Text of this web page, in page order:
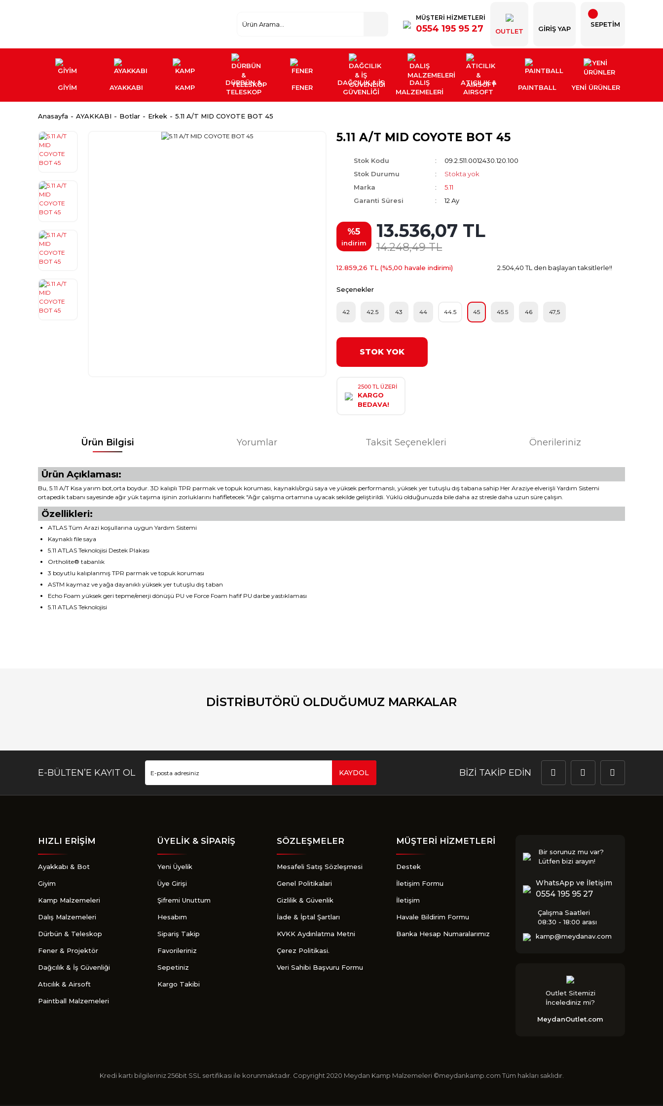
MÜŞTERİ HİZMETLERİ
0554 195 95 27 OUTLET GIRIŞ YAP
SEPETİM
GİYİM AYAKKABI KAMP
DÜRBÜN &
TELESKOP
FENER
DAĞCILIK & İŞ
GÜVENLİĞİ
DALIŞ
MALZEMELERİ
ATICILIK &
AIRSOFT
PAINTBALL YENI ÜRÜNLER
Anasayfa AYAKKABI Botlar Erkek 5.11 A/T MID COYOTE BOT 45
5.11 A/T MID COYOTE BOT 45
Stok Kodu
09.2.511.0012430.120.100
Stok Durumu
Stokta yok
Marka
5.11
Garanti Süresi
12 Ay
%5
indirim
13.536,07 TL
14.248,49 TL
12.859,26 TL (%5,00 havale indirimi) 2.504,40 TL den başlayan taksitlerle!!
Seçenekler
42 42.5 43 44 44.5 45 45.5 46 47,5
STOK YOK
2500 TL ÜZERİ
KARGO
BEDAVA!
Ürün Bilgisi Yorumlar Taksit Seçenekleri Önerileriniz
Ürün Açıklaması:
Bu, 5.11 A/T Kısa yarım bot,orta boydur. 3D kalıplı TPR parmak ve topuk koruması, kaynaklı/örgü saya ve yüksek performanslı, yüksek yer tutuşlu dış tabana sahip Her Araziye elverişli Yardım Sistemi
ortapedik tabanı sayesinde ağır yük taşıma işinin zorluklarını hafifletecek "Ağır çalışma ortamına uyacak sekilde geliştirildi. Yüklü olduğunuzda bile daha az stresle daha uzun süre çalışın.
Özellikleri:
ATLAS Tüm Arazi koşullarına uygun Yardım Sistemi
Kaynaklı file saya
5.11 ATLAS Teknolojisi Destek Plakası
Ortholite® tabanlık
3 boyutlu kalıplanmış TPR parmak ve topuk koruması
ASTM kaymaz ve yağa dayanıklı yüksek yer tutuşlu dış taban
Echo Foam yüksek geri tepme/enerji dönüşü PU ve Force Foam hafif PU darbe yastıklaması
5.11 ATLAS Teknolojisi
Yorum Yaz
DİSTRİBUTÖRÜ OLDUĞUMUZ MARKALAR
E-BÜLTEN’E KAYIT OL KAYDOL BİZİ TAKİP EDİN
HIZLI ERİŞİM
Ayakkabı & Bot
Giyim
Kamp Malzemeleri
Dalış Malzemeleri
Dürbün & Teleskop
Fener & Projektör
Dağcılık & İş Güvenliği
Atıcılık & Airsoft
Paintball Malzemeleri
ÜYELİK & SİPARİŞ
Yeni Üyelik
Üye Girişi
Şifremi Unuttum
Hesabım
Sipariş Takip
Favorileriniz
Sepetiniz
Kargo Takibi
SÖZLEŞMELER
Mesafeli Satış Sözleşmesi
Genel Politikalari
Gizlilik & Güvenlik
İade & İptal Şartları
KVKK Aydınlatma Metni
Çerez Politikasi.
Veri Sahibi Başvuru Formu
MÜŞTERİ HİZMETLERİ
Destek
İletişim Formu
İletişim
Havale Bildirim Formu
Banka Hesap Numaralarımız
Bir sorunuz mu var?
Lütfen bizi arayın!
WhatsApp ve İletişim
0554 195 95 27
Çalışma Saatleri
08:30 - 18:00 arası
kamp@meydanav.com
Outlet Sitemizi
İncelediniz mi?
MeydanOutlet.com
Kredi kartı bilgileriniz 256bit SSL sertifikası ile korunmaktadır. Copyright 2020 Meydan Kamp Malzemeleri ©meydankamp.com Tüm hakları saklıdır.